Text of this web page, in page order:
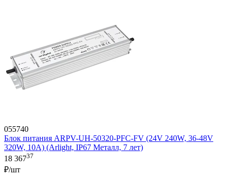
055740
Блок питания ARPV-UH-50320-PFC-FV (24V 240W, 36-48V
320W, 10A) (Arlight, IP67 Металл, 7 лет)
18 36737
₽/шт